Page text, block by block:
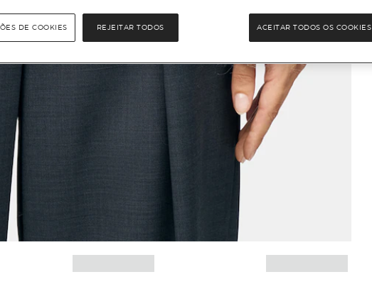
REJEITAR TODOS ACEITAR TODOS OS COOKIES
DE COOKIES